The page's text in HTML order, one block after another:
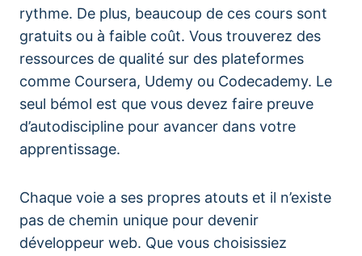
rythme. De plus, beaucoup de ces cours sont
gratuits ou à faible coût. Vous trouverez des
ressources de qualité sur des plateformes
comme Coursera, Udemy ou Codecademy. Le
seul bémol est que vous devez faire preuve
d’autodiscipline pour avancer dans votre
apprentissage.
Chaque voie a ses propres atouts et il n’existe
pas de chemin unique pour devenir
développeur web. Que vous choisissiez